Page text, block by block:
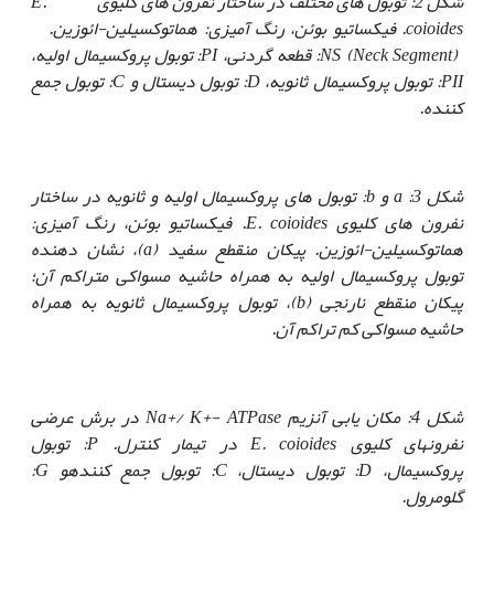
coioides. فیکساتیو بوئن، رنگ آمیزی: هماتوکسیلین-ائوزین.
NS (Neck Segment): قطعه گردنی،PI: توبول پروکسیمال اولیه،
PII: توبول پروکسیمال ثانویه،D: توبول دیستال وC: توبول جمع
کننده.
شکل 3: aوb: توبول های پروکسیمال اولیه و ثانویه در ساختار
نفرون های کلیویE. coioides. فیکساتیو بوئن، رنگ آمیزی:
هماتوکسیلین-ائوزین. پیکان منقطع سفید (a)، نشان دهنده
توبول پروکسیمال اولیه به همراه حاشیه مسواکی متراکم آن؛
پیکان منقطع نارنجی (b)، توبول پروکسیمال ثانویه به همراه
حاشیه مسواکی کم تراکم آن.
شکل 4: مکان یابی آنزیم Na+/ K+- ATPaseدر برش عرضی
نفرون‏های کلیوی E. coioides در تیمار کنترل. P: توبول
پروکسیمال، D: توبول دیستال،C: توبول جمع کنندهو G
:
گلومرول.